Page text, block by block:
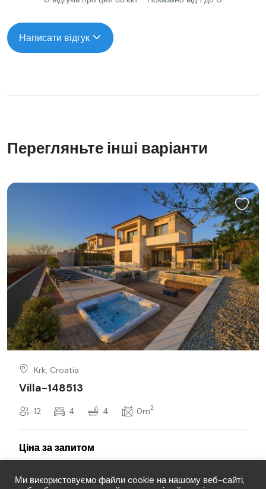
Написати відгук
Перегляньте інші варіанти
Krk, Croatia
Villa-148513
12 4 4 0m2
Ми використовуємо файли cookie на нашому веб-сайті,